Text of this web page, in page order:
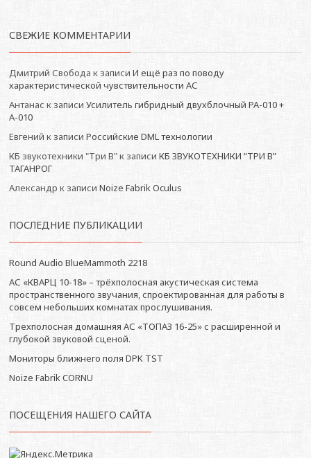
СВЕЖИЕ КОММЕНТАРИИ
Дмитрий Свобода к записи И ещё раз по поводу
характеристической чувствительности АС
Антанас к записи Усилитель гибридный двухблочный РА-010 +
А-010
Евгений к записи Российские DML технологии
КБ звукотехники "Три В"к записи КБ ЗВУКОТЕХНИКИ “ТРИ В”
ТАГАНРОГ
Александр к записи Noize Fabrik Oculus
ПОСЛЕДНИЕ ПУБЛИКАЦИИ
Round Audio BlueMammoth 2218
АС «КВАРЦ 10-18» – трёхполосная акустическая система
пространственного звучания, спроектированная для работы в
совсем небольших комнатах прослушивания.
Трехполосная домашняя АС «ТОПАЗ 16-25» с расширенной и
глубокой звуковой сценой.
Мониторы ближнего поля DPK TST
Noize Fabrik CORNU
ПОСЕЩЕНИЯ НАШЕГО САЙТА